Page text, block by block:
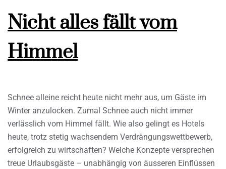
Nicht alles fällt vom
Himmel
Schnee alleine reicht heute nicht mehr aus, um Gäste im
Winter anzulocken. Zumal Schnee auch nicht immer
verlässlich vom Himmel fällt. Wie also gelingt es Hotels
heute, trotz stetig wachsendem Verdrängungswettbewerb,
erfolgreich zu wirtschaften? Welche Konzepte versprechen
treue Urlaubsgäste – unabhängig von äusseren Einflüssen